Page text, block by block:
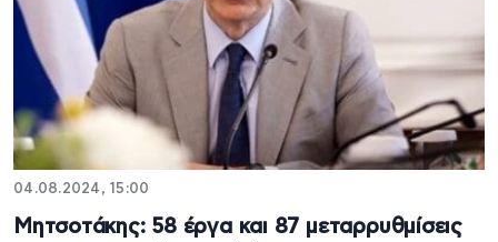
04.08.2024, 15:00
Μητσοτάκης: 58 έργα και 87 μεταρρυθμίσεις